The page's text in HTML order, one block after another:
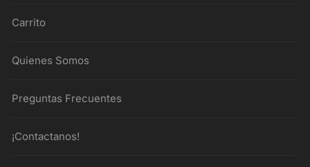
Carrito
Quienes Somos
Preguntas Frecuentes
¡Contactanos!